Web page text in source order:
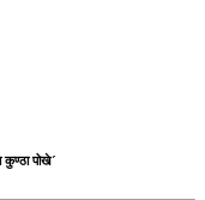
कुण्ठा पोखे´